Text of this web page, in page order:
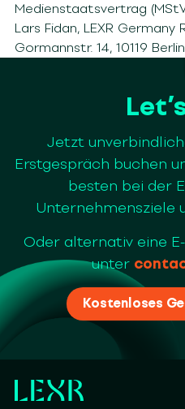
Medienstaatsvertrag
Lars Fidan, LEXR
Gormannstr. 14, 10119 Berlin
Jetzt
Erstgespräch buchen
besten bei der
Unternehmensziele
Oder alternativ eine
unter
Kostenloses